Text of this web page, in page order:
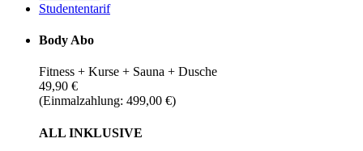
Studententarif
Body Abo
Fitness + Kurse + Sauna + Dusche
49,90 €
(Einmalzahlung: 499,00 €)
ALL INKLUSIVE